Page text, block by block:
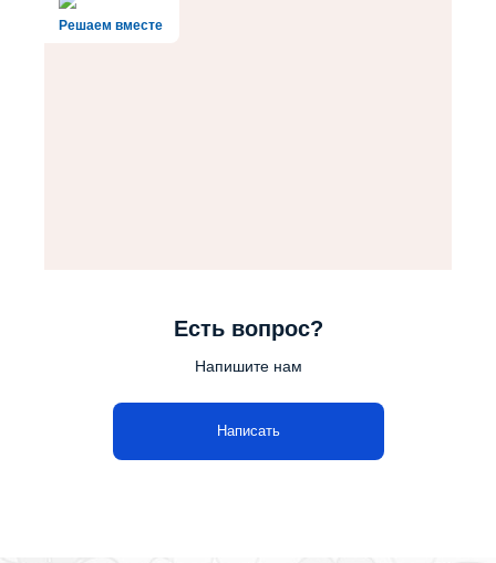
Решаем вместе
Есть вопрос?
Напишите нам
Написать